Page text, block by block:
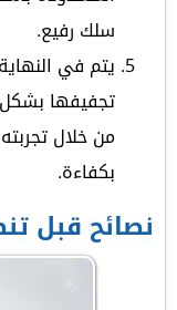
سلك رفيع.
يتم في
تجفيفها بشكل
من خلال
بكفاءة.
نصائح قبل